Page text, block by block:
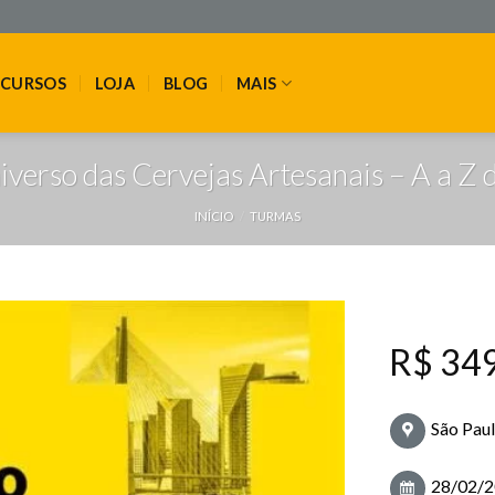
CURSOS LOJA BLOG MAIS
das Cervejas Artesanais – A a Z
INÍCIO TURMAS
R$
São
28/02/